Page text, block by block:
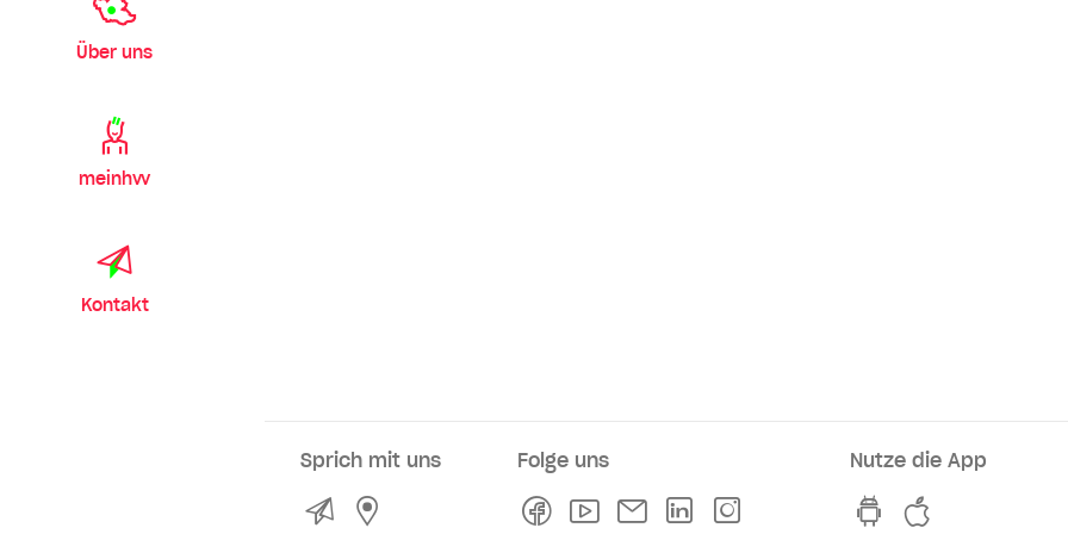
Über uns
meinhvv
Kontakt
Sprich mit uns
KontaktService- und Verkaufsstellen
Folge uns
FacebookYoutubeNewsletterLinkedln
Nutze die App
hvv switch App